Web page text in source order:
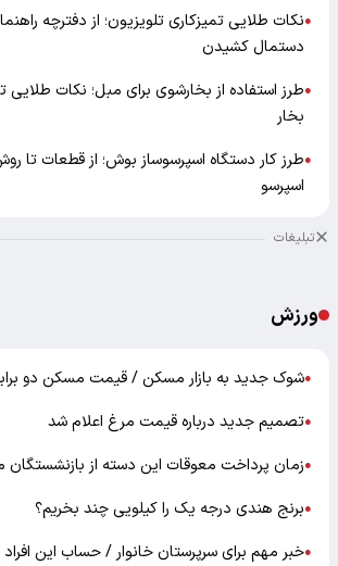
●نکات طلایی تمیزکاری تلویزیون؛ از دفترچه
دستمال کشیدن
●طرز استفاده از بخارشوی برای مبل؛ نکات طلایی
بخار
●طرز کار دستگاه اسپرسوساز بوش؛ از قطعات تا
اسپرسو
تبلیغات
ورزش
●شوک جدید به بازار مسکن / قیمت مسکن دو
●تصمیم جدید درباره قیمت مرغ اعلام شد
●زمان پرداخت معوقات این دسته از
●برنج هندی درجه یک را کیلویی چند بخریم؟
●